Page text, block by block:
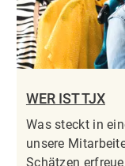
WER IST TJX
Was steckt in
unsere
Schätzen